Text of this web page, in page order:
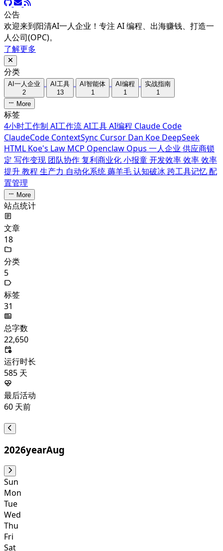
公告
欢迎来到阳清AI一人企业！专注 AI 编程、出海赚钱、打造一
人公司(OPC)。
了解更多
分类
AI一人企业
2
AI工具
13
AI智能体
1
AI编程
1
实战指南
1
More
标签
4小时工作制 AI工作流AI工具AI编程 Claude Code
ClaudeCode ContextSync Cursor Dan Koe DeepSeek
HTML Koe's Law MCP Openclaw Opus 一人企业 供应商锁
定 写作变现 团队协作复利商业化小报童开发效率效率效率
提升教程 生产力 自动化系统薅羊毛认知破冰 跨工具记忆配
置管理
More
站点统计
文章
18
分类
5
标签
31
总字数
22,650
运行时长
585 天
最后活动
60 天前
2026yearAug
Sun
Mon
Tue
Wed
Thu
Fri
Sat